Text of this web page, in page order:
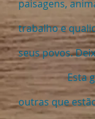
paisagens,
trabalho e
seus povos.
Esta
outras que